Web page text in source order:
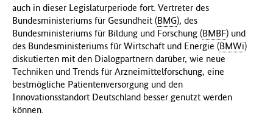
s
t
e
r
i
u
m
f
ü
auch in dieser Legislaturperiode fort. Vertreter des
Bundesministeriums für Gesundheit (BMG), des
Bundesministeriums für Bildung und Forschung (BMBF) und
des Bundesministeriums für Wirtschaft und Energie (BMWi)
diskutierten mit den Dialogpartnern darüber, wie neue
Techniken und Trends für Arzneimittelforschung, eine
bestmögliche Patientenversorgung und den
Innovationsstandort Deutschland besser genutzt werden
können.